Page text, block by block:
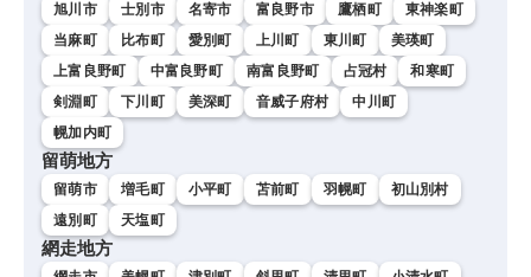
旭川市 士別市 名寄市 富良野市 鷹栖町
東神楽町
当麻町
比布町 愛別町 上川町 東川町
美瑛町
上富良野町
中富良野町 南富良野町 占冠村
和寒町
剣淵町
下川町 美深町 音威子府村
中川町
幌加内町
留萌地方
留萌市 増毛町 小平町 苫前町 羽幌町
初山別村
遠別町
天塩町
網走地方